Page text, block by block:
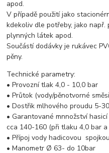
apod.
V případě použití jako
kdekoliv dle potřeby, jako např.
plynných látek apod.
Součástí dodávky je rukávec
pěny.
Technické parametry:
• Provozní tlak 4,0 - 10,0 bar
• Průtok (vody/pěnotvorné
• Dostřik mlhového proudu 5-
• Garantované mnnožství
cca 140-160 (při tlaku 4,0 bar
• Přípoj vody hadicovou
• Manometr Ø 63- do 10bar